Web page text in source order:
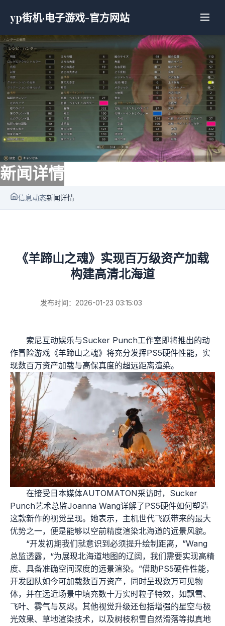
yp街机·电子游戏-官方网站
新闻详情
信息动态新闻详情
《羊蹄山之魂》实现百万级资产加载
构建高清北海道
发布时间：2026-01-23 03:15:03
索尼互动娱乐与Sucker Punch工作室即将推出的动
作冒险游戏《羊蹄山之魂》将充分发挥PS5硬件性能，实
现数百万资产加载与高保真度的超远距离渲染。
在接受日本媒体AUTOMATON采访时，Sucker
Punch艺术总监Joanna Wang详解了PS5硬件如何塑造
这款新作的视觉呈现。她表示，主机世代飞跃带来的最大
优势之一，便是能够以空前精度渲染北海道的远景风貌。
“开发初期我们就意识到必须提升绘制距离，”Wang
总监透露，“为展现北海道地图的辽阔，我们需要实现高精
度、具备准确空间深度的远景渲染。”借助PS5硬件性能，
开发团队如今可加载数百万资产，同时呈现数万可见物
体，并在远近场景中填充数十万实时粒子特效，如飘雪、
飞叶、雾气与灰烬。其他视觉升级还包括增强的星空与极
光效果、草地渲染技术，以及树枝积雪自然滑落等拟真地